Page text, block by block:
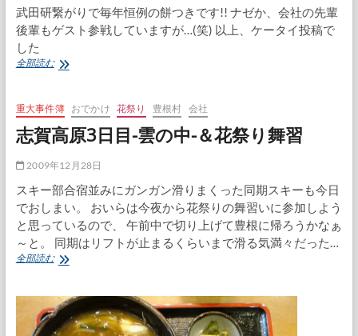
武田研繋がりで毎年恒例の餅つきです!! ナゼか、会社の先輩
後輩もゲスト参戦していますが…(笑) 以上、ケータイ投稿で
した
全部読む餅
名
古
屋
重大事件簿 おでかけ 花祭り 豊根村 会社
志賀高原3日目-雲の中-＆花祭り舞習
2009年12月28日
スキー部合宿並みにガンガン滑りまくった同期スキーも今日
でおしまい。 おいらは今夜から花祭りの舞習いに参加しよう
と思っているので、 午前中で切り上げて豊根に帰ろうかなぁ
～と。 同期はリフトが止まるくらいまで滑る気満々だった…
全部読む志
原
3
日